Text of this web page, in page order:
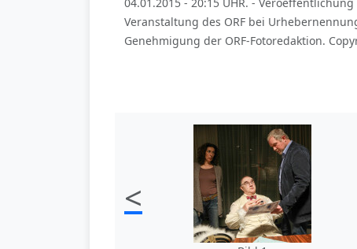
Veranstaltung des ORF bei
Genehmigung der ORF-Fotoredaktion.
<